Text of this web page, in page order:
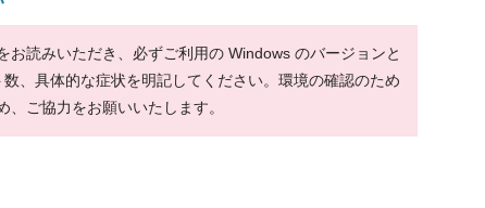
お読みいただき、必ずご利用の Windows のバージョンと
、具体的な症状を明記してください。環境の確認のため
ご協力をお願いいたします。